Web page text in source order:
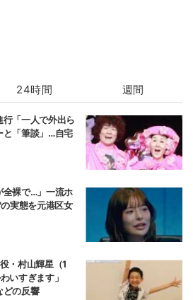
24時間 週間
「一人で外出ら
と「筆談」…自宅
全裸で…」一流ホ
実態を元港区女
・村山輝星（1
いすぎます」
どの反響